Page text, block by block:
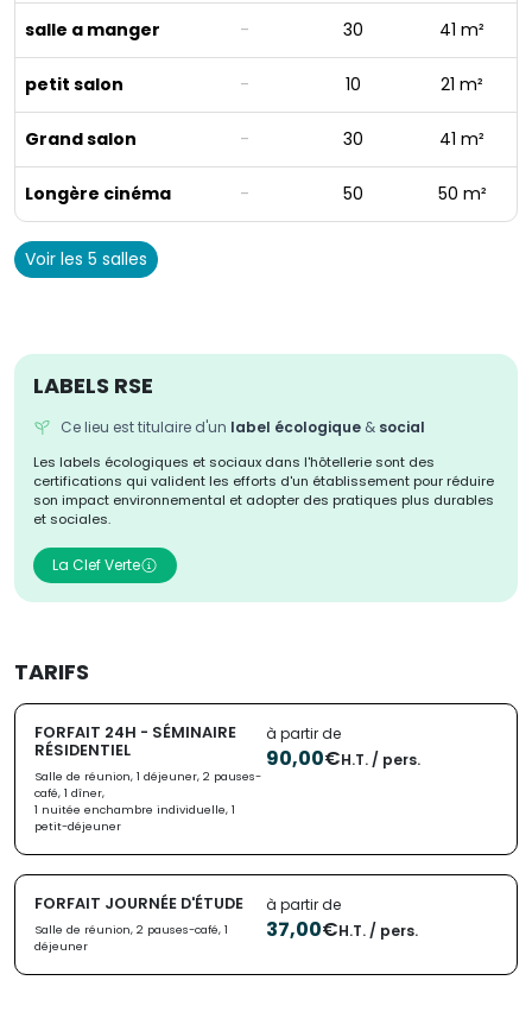
salle a manger - 30 41 m²
petit salon - 10 21 m²
Grand salon - 30 41 m²
Longère cinéma - 50 50 m²
Voir les 5 salles
LABELS RSE
Ce lieu est titulaire d'un label écologique & social
Les labels écologiques et sociaux dans l'hôtellerie sont des
certifications qui valident les efforts d'un établissement pour réduire
son impact environnemental et adopter des pratiques plus durables
et sociales.
La Clef Verte
TARIFS
FORFAIT 24H - SÉMINAIRE
RÉSIDENTIEL
Salle de réunion, 1 déjeuner, 2 pauses-
café, 1 dîner,
1 nuitée enchambre individuelle, 1
petit-déjeuner
à partir de
90,00€H.T. / pers.
FORFAIT JOURNÉE D'ÉTUDE
Salle de réunion, 2 pauses-café, 1
déjeuner
à partir de
37,00€H.T. / pers.